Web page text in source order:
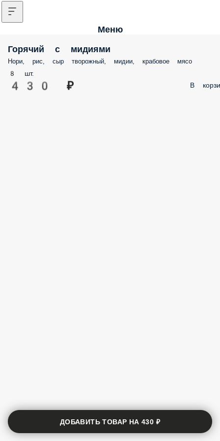
Меню
Горячий с мидиями
Нори, рис, сыр творожный, мидии, крабовое мясо
8 шт.
430 ₽ В
ДОБАВИТЬ ТОВАР НА430 ₽